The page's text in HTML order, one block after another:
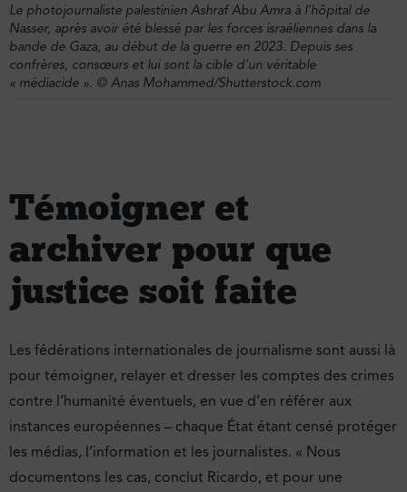
Le photojournaliste palestinien Ashraf Abu Amra à l’hôpital de
Nasser, après avoir été blessé par les forces israéliennes dans la
bande de Gaza, au début de la guerre en 2023. Depuis ses
confrères, consœurs et lui sont la cible d’un véritable
« médiacide ». © Anas Mohammed/Shutterstock.com
Témoigner et
archiver pour que
justice soit faite
Les fédérations internationales de journalisme sont aussi là
pour témoigner, relayer et dresser les comptes des crimes
contre l’humanité éventuels, en vue d’en référer aux
instances européennes – chaque État étant censé protéger
les médias, l’information et les journalistes. « Nous
documentons les cas, conclut Ricardo, et pour une